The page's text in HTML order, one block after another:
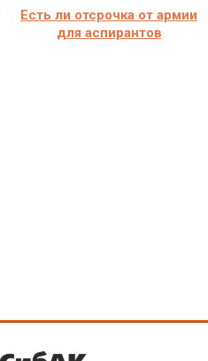
Есть ли отсрочка от армии
для аспирантов